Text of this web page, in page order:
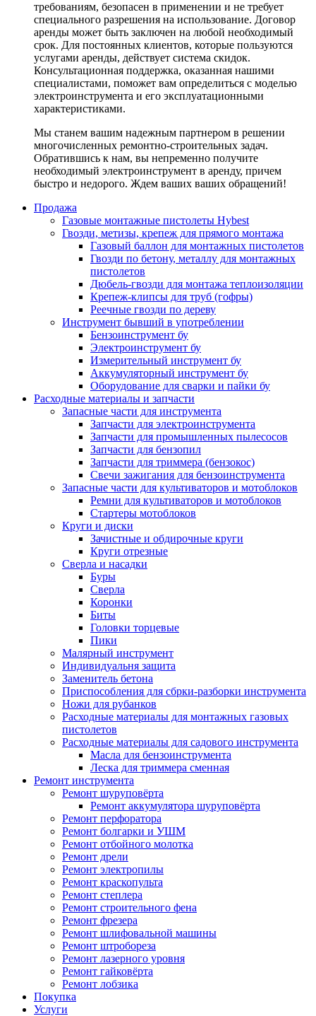
требованиям, безопасен в применении и не требует
специального разрешения на использование. Договор
аренды может быть заключен на любой необходимый
срок. Для постоянных клиентов, которые пользуются
услугами аренды, действует система скидок.
Консультационная поддержка, оказанная нашими
специалистами, поможет вам определиться с моделью
электроинструмента и его эксплуатационными
характеристиками.
Мы станем вашим надежным партнером в решении
многочисленных ремонтно-строительных задач.
Обратившись к нам, вы непременно получите
необходимый электроинструмент в аренду, причем
быстро и недорого. Ждем ваших ваших обращений!
Продажа
Газовые монтажные пистолеты Hybest
Гвозди, метизы, крепеж для прямого монтажа
Газовый баллон для монтажных пистолетов
Гвозди по бетону, металлу для монтажных
пистолетов
Дюбель-гвозди для монтажа теплоизоляции
Крепеж-клипсы для труб (гофры)
Реечные гвозди по дереву
Инструмент бывший в употреблении
Бензоинструмент бу
Электроинструмент бу
Измерительный инструмент бу
Аккумуляторный инструмент бу
Оборудование для сварки и пайки бу
Расходные материалы и запчасти
Запасные части для инструмента
Запчасти для электроинструмента
Запчасти для промышленных пылесосов
Запчасти для бензопил
Запчасти для триммера (бензокос)
Свечи зажигания для бензоинструмента
Запасные части для культиваторов и мотоблоков
Ремни для культиваторов и мотоблоков
Стартеры мотоблоков
Круги и диски
Зачистные и обдирочные круги
Круги отрезные
Сверла и насадки
Буры
Сверла
Коронки
Биты
Головки торцевые
Пики
Малярный инструмент
Индивидуальня защита
Заменитель бетона
Приспособления для сбрки-разборки инструмента
Ножи для рубанков
Расходные материалы для монтажных газовых
пистолетов
Расходные материалы для садового инструмента
Масла для бензоинструмента
Леска для триммера сменная
Ремонт инструмента
Ремонт шуруповёрта
Ремонт аккумулятора шуруповёрта
Ремонт перфоратора
Ремонт болгарки и УШМ
Ремонт отбойного молотка
Ремонт дрели
Ремонт электропилы
Ремонт краскопульта
Ремонт степлера
Ремонт строительного фена
Ремонт фрезера
Ремонт шлифовальной машины
Ремонт штробореза
Ремонт лазерного уровня
Ремонт гайковёрта
Ремонт лобзика
Покупка
Услуги